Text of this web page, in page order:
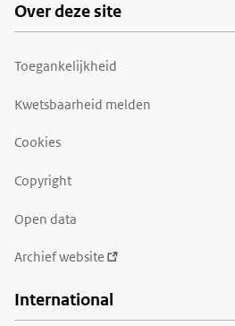
Over deze site
Toegankelijkheid
Kwetsbaarheid melden
Cookies
Copyright
Open data
Archief website
International